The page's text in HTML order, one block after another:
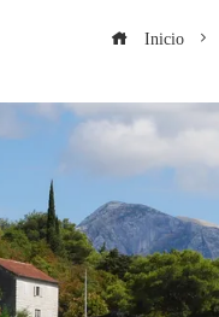
Inicio